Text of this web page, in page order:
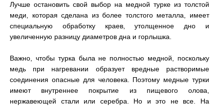
Лучше остановить свой выбор на медной турке из толстой
меди, которая сделана из более толстого металла, имеет
специальную обработку краев, утолщенное дно и
увеличенную разницу диаметров дна и горлышка.
Важно, чтобы турка была не полностью медной, поскольку
медь при нагревании образует вредные растворимые
соединения опасные для человека. Поэтому медные турки
имеют внутреннее покрытие из пищевого олова,
нержавеющей стали или серебра. Но и это не все. На